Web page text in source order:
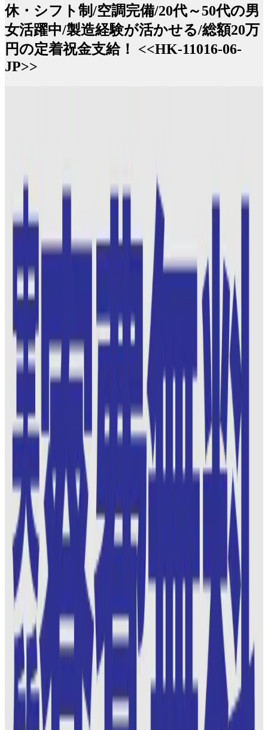
休・シフト制/空調完備/20代～50代の男
女活躍中/製造経験が活かせる/総額20万
円の定着祝金支給！ <<HK-11016-06-
JP>>